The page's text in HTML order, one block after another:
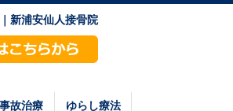
新浦安仙人接骨院
故治療 ゆらし療法